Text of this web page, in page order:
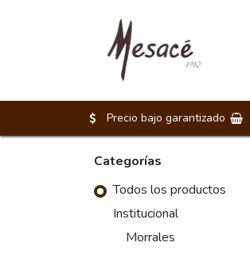
Precio bajo garantizado
Categorías
Todos los productos
Institucional
Morrales